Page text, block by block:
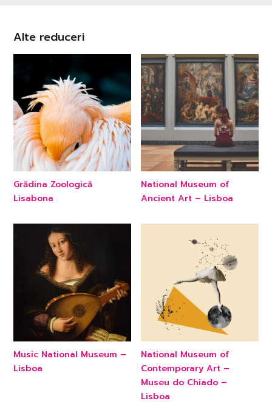
Alte reduceri
Grădina Zoologică
Lisabona
National Museum of
Ancient Art – Lisboa
Music National Museum –
Lisboa
National Museum of
Contemporary Art –
Museu do Chiado –
Lisboa